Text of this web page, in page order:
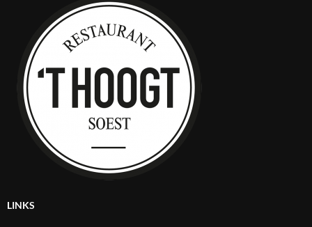
LINKS